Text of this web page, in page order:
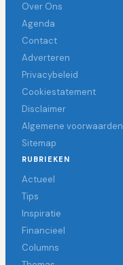
Over Ons
Agenda
Contact
Adverteren
Privacybeleid
Cookiestatement
Disclaimer
Algemene voorwaarden
Sitemap
RUBRIEKEN
Actueel
Tips
Inspiratie
Financieel
Columns